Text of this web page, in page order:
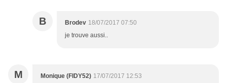
B Brodev 18/07/2017 07:50
je trouve aussi..
M Monique (FIDY52) 17/07/2017 12:53